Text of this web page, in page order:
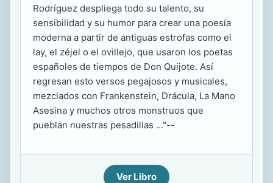
Rodríguez despliega todo su talento, su
sensibilidad y su humor para crear una poesía
moderna a partir de antiguas estrofas como el
lay, el zéjel o el ovillejo, que usaron los poetas
españoles de tiempos de Don Quijote. Así
regresan esto versos pegajosos y musicales,
mezclados con Frankenstein, Drácula, La Mano
Asesina y muchos otros monstruos que
pueblan nuestras pesadillas ..."--
Ver Libro